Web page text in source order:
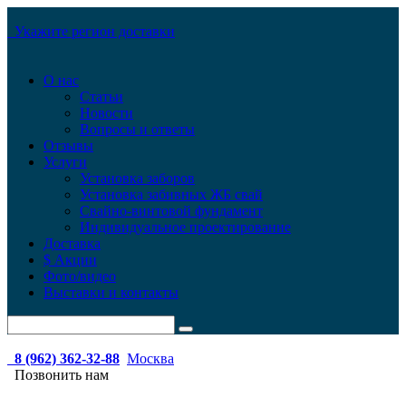
Укажите регион доставки
О нас
Статьи
Новости
Вопросы и ответы
Отзывы
Услуги
Установка заборов
Установка забивных ЖБ свай
Свайно-винтовой фундамент
Индивидуальное проектирование
Доставка
$ Акции
Фото/видео
Выставки и контакты
8 (962) 362-32-88 Москва
Позвонить нам